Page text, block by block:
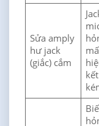
Sửa amply
hư jack
(giắc) cắm